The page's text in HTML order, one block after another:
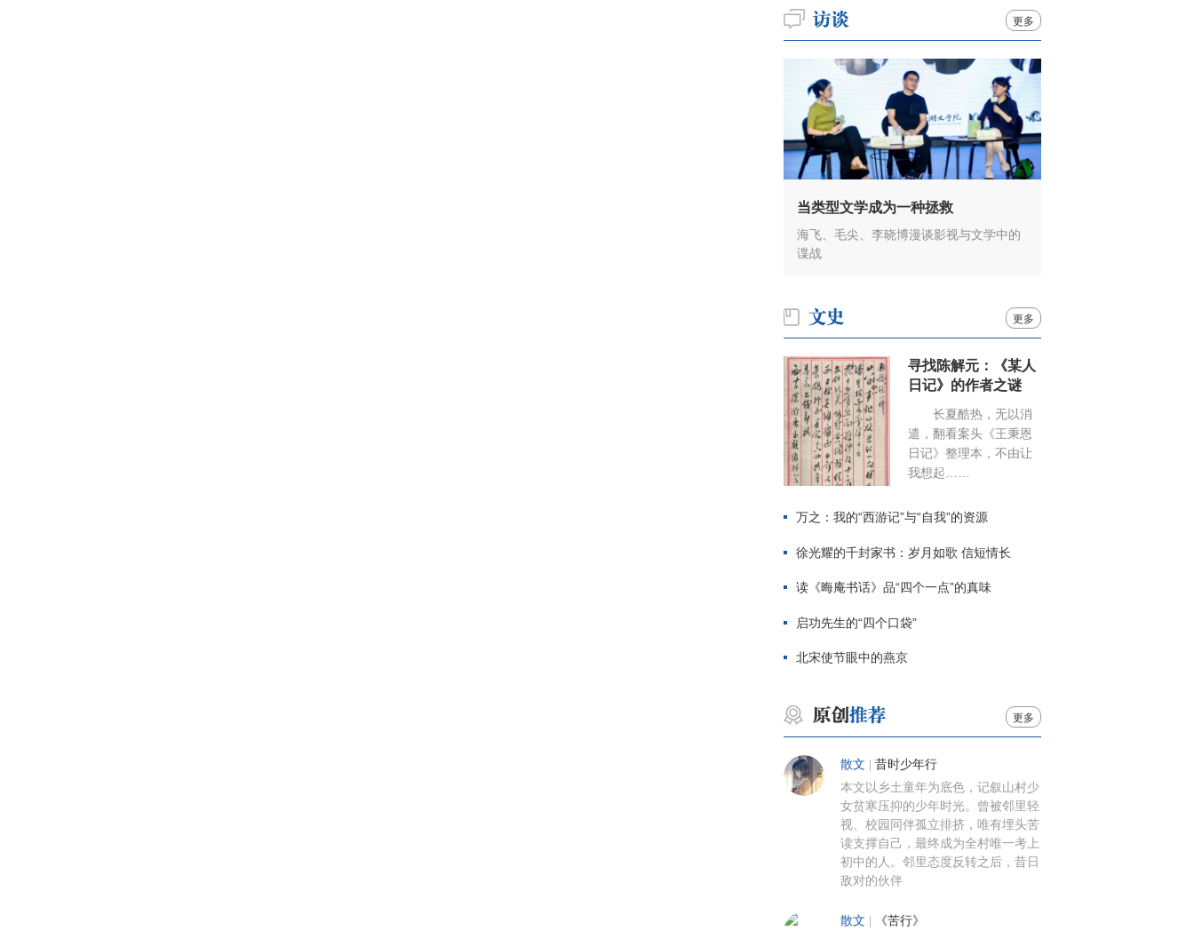
更多
当类型文学成为一种拯救
海飞、毛尖、李晓博漫谈影视与文学中的
谍战
更多
寻找陈解元：《某人
日记》的作者之谜
长夏酷热，无以消
遣，翻看案头《王秉恩
日记》整理本，不由让
我想起……
万之：我的“西游记”与“自我”的资源
徐光耀的千封家书：岁月如歌 信短情长
读《晦庵书话》品“四个一点”的真味
启功先生的“四个口袋”
北宋使节眼中的燕京
更多
散文 昔时少年行
本文以乡土童年为底色，记叙山村少
女贫寒压抑的少年时光。曾被邻里轻
视、校园同伴孤立排挤，唯有埋头苦
读支撑自己，最终成为全村唯一考上
初中的人。邻里态度反转之后，昔日
敌对的伙伴
散文 《苦行》